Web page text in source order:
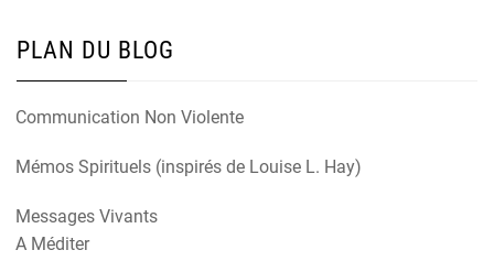
PLAN DU BLOG
Communication Non Violente
Mémos Spirituels (inspirés de Louise L. Hay)
Messages Vivants
A Méditer